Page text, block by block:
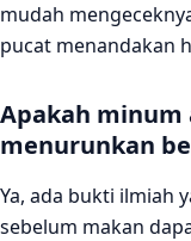
mudah
pucat menandakan
Apakah
menurunkan
Ya, ada bukti ilmiah
sebelum makan